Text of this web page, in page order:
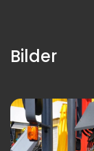
Bilder